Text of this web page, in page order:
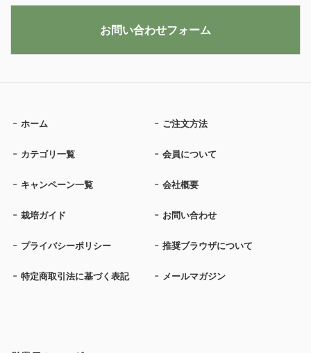
ホーム ご注文方法
カテゴリ一覧 会員について
キャンペーン一覧 会社概要
栽培ガイド お問い合わせ
プライバシーポリシー 推奨ブラウザについて
特定商取引法に基づく表記 メールマガジン
お問い合わせフォーム